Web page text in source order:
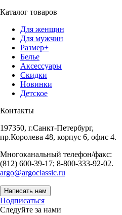
Каталог товаров
Для женщин
Для мужчин
Размер+
Белье
Аксессуары
Скидки
Новинки
Детское
Контакты
197350, г.Санкт-Петербург,
пр.Королева 48, корпус 6, офис 4.
Многоканальный телефон/факс:
(812) 600-39-17; 8-800-333-92-02.
argo@argoclassic.ru
Написать нам
Подписаться
Следуйте за нами